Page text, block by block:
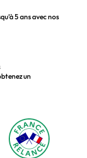
5 ans avec nos
un